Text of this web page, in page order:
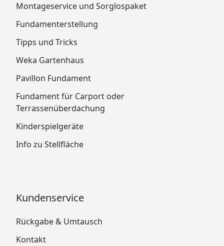
Montageservice und Sorglospaket
Fundamenterstellung
Tipps und Tricks
Weka Gartenhaus
Pavillon Fundament
Fundament für Carport oder
Terrassenüberdachung
Kinderspielgeräte
Info zu Stellfläche
Kundenservice
Rückgabe & Umtausch
Kontakt